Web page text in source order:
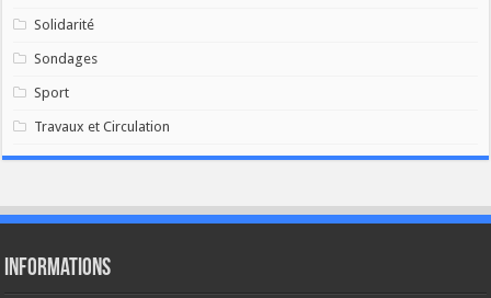
Solidarité
Sondages
Sport
Travaux et Circulation
Informations